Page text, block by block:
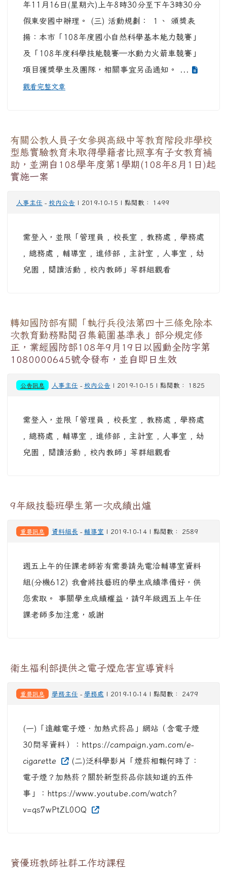
年11月16日(星期六)上午8時30分至下午3時30分
假東安國中辦理。 (三) 活動規劃： １、 頒獎表
揚：本市「108年度國小自然科學基本能力競賽」
及「108年度科學技能競賽─水動力火箭車競賽」
項目獲獎學生及團隊，相關事宜另函通知。 ...
觀看完整文章
有關公教人員子女參與高級中等教育階段非學校
型態實驗教育未取得學籍者比照享有子女教育補
助，並溯自108學年度第1學期(108年8月1日)起
實施一案
人事主任 - 校內公告 | 2019-10-15 | 點閱數： 1499
需登入，並限「管理員 , 校長室 , 教務處 , 學務處
, 總務處 , 輔導室 , 進修部 , 主計室 , 人事室 , 幼
兒園 , 閱讀活動 , 校內教師」等群組觀看
轉知國防部有關「執行兵役法第四十三條免除本
次教育勤務點閱召集範圍基準表」部分規定修
正，業經國防部108年9月19日以國動全防字第
1080000645號令發布，並自即日生效
公告訊息 人事主任 - 校內公告 | 2019-10-15 | 點閱數： 1825
需登入，並限「管理員 , 校長室 , 教務處 , 學務處
, 總務處 , 輔導室 , 進修部 , 主計室 , 人事室 , 幼
兒園 , 閱讀活動 , 校內教師」等群組觀看
9年級技藝班學生第一次成績出爐
重要訊息 資料組長 - 輔導室 | 2019-10-14 | 點閱數： 2589
週五上午的任課老師若有需要請先電洽輔導室資料
組(分機612) 我會將技藝班的學生成績準備好，供
您索取。 事關學生成績權益，請9年級週五上午任
課老師多加注意，感謝
衛生福利部提供之電子煙危害宣導資料
重要訊息 學務主任 - 學務處 | 2019-10-14 | 點閱數： 2479
(一)「遠離電子煙‧加熱式菸品」網站（含電子煙
30問等資料）：https://campaign.yam.com/e-
cigarette
(二)泛科學影片「煙菸相報何時了：
電子煙？加熱菸？關於新型菸品你該知道的五件
事」：https://www.youtube.com/watch?
v=qs7wPtZL0OQ
資優班教師社群工作坊課程